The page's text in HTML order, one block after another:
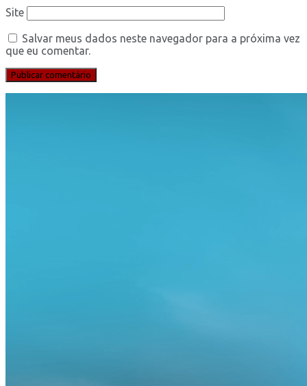
Site
Salvar meus dados neste navegador para a próxima vez
que eu comentar.